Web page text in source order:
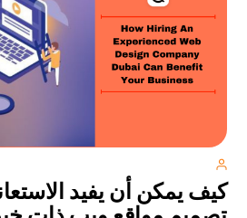
كيف يمكن أن يفيد